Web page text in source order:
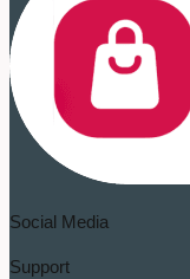
Social Media
Support